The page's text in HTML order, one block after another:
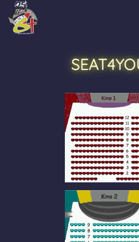
Zum Hauptinhalt springen